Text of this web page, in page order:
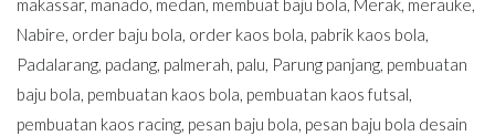
makassar, manado, medan, membuat baju bola, Merak, merauke,
Nabire, order baju bola, order kaos bola, pabrik kaos bola,
Padalarang, padang, palmerah, palu, Parung panjang, pembuatan
baju bola, pembuatan kaos bola, pembuatan kaos futsal,
pembuatan kaos racing, pesan baju bola, pesan baju bola desain